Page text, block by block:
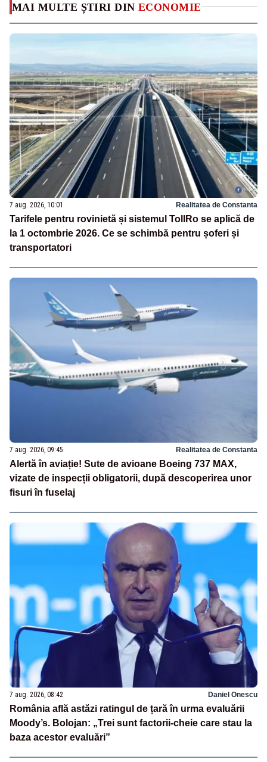
MAI MULTE ȘTIRI DIN ECONOMIE
7 aug. 2026, 10:01 Realitatea de Constanta
Tarifele pentru rovinietă și sistemul TollRo se aplică de
la 1 octombrie 2026. Ce se schimbă pentru șoferi și
transportatori
7 aug. 2026, 09:45 Realitatea de Constanta
Alertă în aviație! Sute de avioane Boeing 737 MAX,
vizate de inspecții obligatorii, după descoperirea unor
fisuri în fuselaj
7 aug. 2026, 08:42 Daniel Onescu
România află astăzi ratingul de țară în urma evaluării
Moody’s. Bolojan: „Trei sunt factorii-cheie care stau la
baza acestor evaluări”